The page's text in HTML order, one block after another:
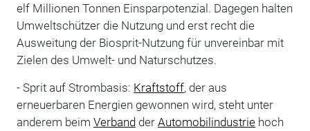
elf Millionen Tonnen Einsparpotenzial. Dagegen halten
Umweltschützer die Nutzung und erst recht die
Ausweitung der Biosprit-Nutzung für unvereinbar mit
Zielen des Umwelt- und Naturschutzes.
- Sprit auf Strombasis: Kraftstoff, der aus
erneuerbaren Energien gewonnen wird, steht unter
anderem beim Verbandder Automobilindustriehoch